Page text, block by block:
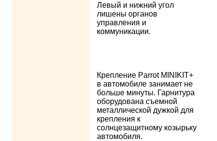
Левый и нижний угол
лишены органов
управления и
коммуникации.
Крепление Parrot MINIKIT+
в автомобиле занимает не
больше минуты. Гарнитура
оборудована съемной
металлической дужкой для
крепления к
солнцезащитному козырьку
автомобиля.